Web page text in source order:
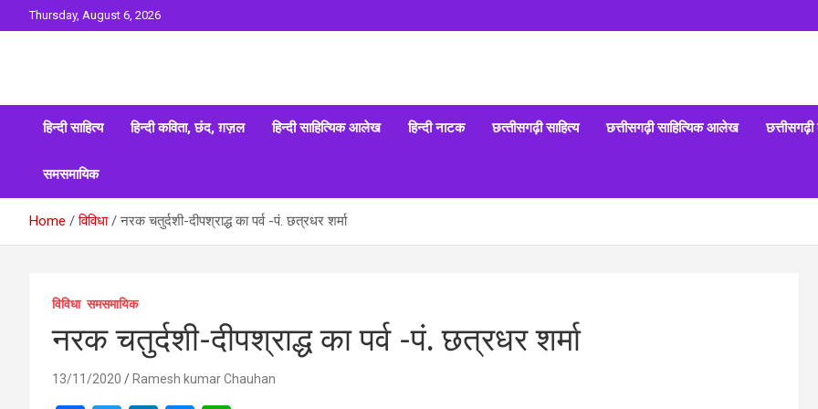
to
Thursday, August 6, 2026
हिन्दी साहित्य हिन्दी कविता, छंद, ग़ज़ल हिन्दी साहित्यिक आलेख हिन्‍दी नाटक छत्‍तीसगढ़ी साहित्‍य छत्तीसगढ़ी साहित्यिक आलेख
समसमायिक
Home विविधा नरक चतुर्दशी-दीपश्राद्ध का पर्व -पं. छत्रधर शर्मा
विविधा समसमायिक
नरक चतुर्दशी-दीपश्राद्ध का पर्व -पं. छत्रधर शर्मा
13/11/2020 Ramesh kumar Chauhan